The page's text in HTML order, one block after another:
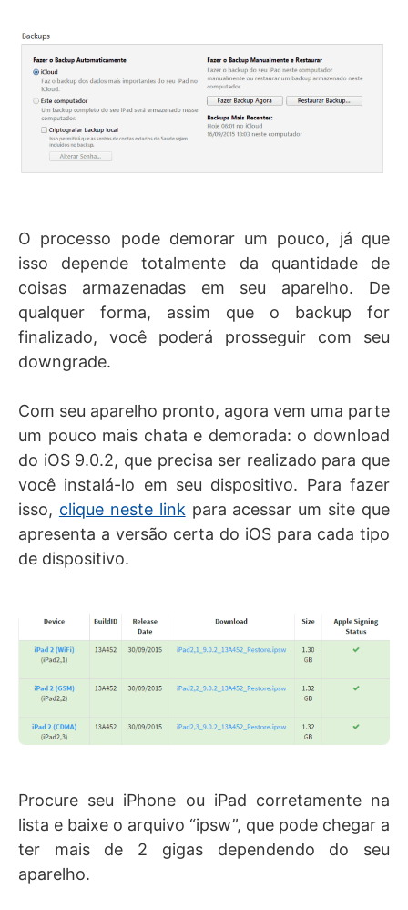
O processo pode demorar um pouco, já que
isso depende totalmente da quantidade de
coisas armazenadas em seu aparelho. De
qualquer forma, assim que o backup for
finalizado, você poderá prosseguir com seu
downgrade.
Com seu aparelho pronto, agora vem uma parte
um pouco mais chata e demorada: o download
do iOS 9.0.2, que precisa ser realizado para que
você instalá-lo em seu dispositivo. Para fazer
isso, clique neste link para acessar um site que
apresenta a versão certa do iOS para cada tipo
de dispositivo.
Procure seu iPhone ou iPad corretamente na
lista e baixe o arquivo “ipsw”, que pode chegar a
ter mais de 2 gigas dependendo do seu
aparelho.